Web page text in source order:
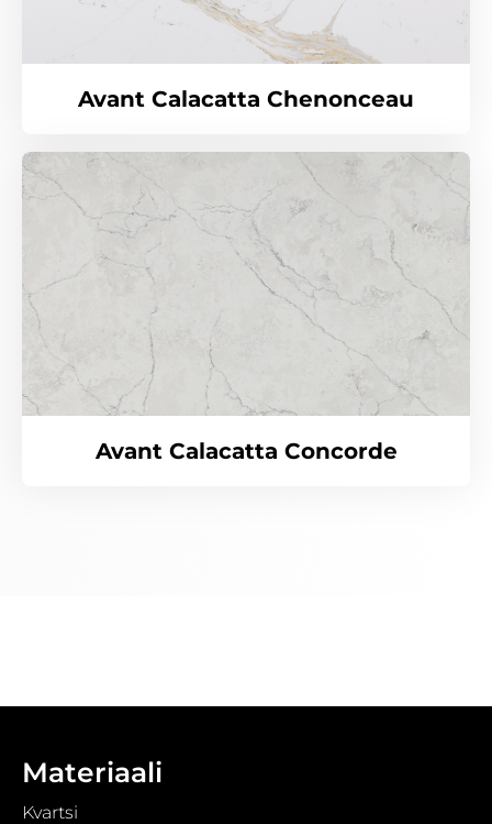
Avant Calacatta Chenonceau
Avant Calacatta Concorde
Materiaali
Kvartsi